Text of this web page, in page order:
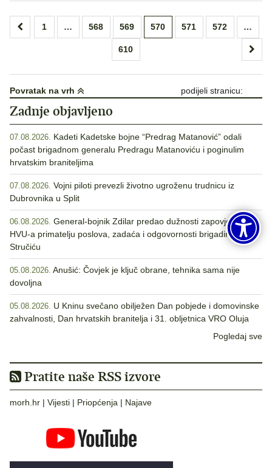
Brojevi
1 … 568 569 570 571 572 …
610
Povratak na vrh podijeli stranicu:
Zadnje objavljeno
07.08.2026. Kadeti Kadetske bojne “Predrag Matanović” odali
počast brigadnom generalu Predragu Matanoviću i poginulim
hrvatskim braniteljima
07.08.2026. Vojni piloti prevezli životno ugroženu trudnicu iz
Dubrovnika u Split
06.08.2026. General-bojnik Zdilar predao dužnosti zapovjednika
HVU-a primatelju poslova, zadaća i odgovornosti brigadiru
Stručiću
05.08.2026. Anušić: Čovjek je ključ obrane, tehnika sama nije
dovoljna
05.08.2026. U Kninu svečano obilježen Dan pobjede i domovinske
zahvalnosti, Dan hrvatskih branitelja i 31. obljetnica VRO Oluja
Pogledaj sve
Pratite naše RSS izvore
morh.hr | Vijesti | Priopćenja | Najave